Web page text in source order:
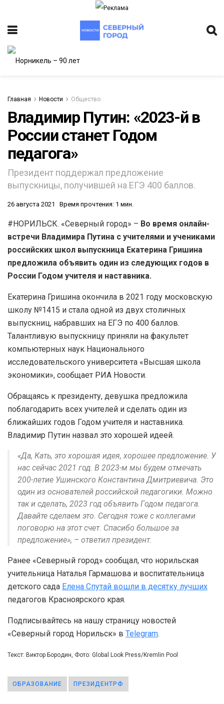
Главная Новости Общество
Владимир Путин: «2023-й в
России станет Годом
педагога»
Президент поддержал предложение
выпускницы, получившей на ЕГЭ 400 баллов.
26 августа 2021 Время прочтения: 1 мин.
#НОРИЛЬСК. «Северный город» – Во время онлайн-
встречи Владимира Путина с учителями и учениками
российских школ выпускница Екатерина Гришина
предложила объявить один из следующих годов в
России Годом учителя и наставника.
Екатерина Гришина окончила в 2021 году московскую
школу №1415 и стала одной из двух столичных
выпускниц, набравших на ЕГЭ по 400 баллов.
Талантливую выпускницу приняли на факультет
компьютерных наук Национального
исследовательского университета «Высшая школа
экономики», сообщает РИА Новости.
Обращаясь к президенту, девушка предложила
поблагодарить всех учителей и сделать один из
ближайших годов Годом учителя и наставника.
Владимир Путин назвал это хорошей идеей.
«Да, Кать, это хорошая идея, хорошее предложение. У
нас сейчас 2021 год. В 2023-м мы будем отмечать
200-летие Ушинского Константина Дмитриевича. Это
один из основателей российской педагогики. Можно
так и сделать, 2023 год объявить Годом педагога.
Давайте сделаем это. Сегодня тоже с коллегами
поговорю на этот счет. Спасибо большое за
предложение», – ответил президент.
Ранее «Северный город» сообщал, что норильская
учительница Наталья Гармашова и воспитательница
детского сада Елена Спутай вошли в десятку лучших
педагогов Красноярского края.
Подписывайтесь на нашу страницу новостей
«Северный город Норильск» в Telegram.
Текст: Виктор Бородин, Фото: Global Look Press/Kremlin Pool
ОБРАЗОВАНИЕ ПРЕЗИДЕНТРФ